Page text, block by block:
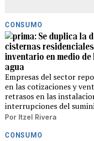
CONSUMO
Se duplica la
cisternas residenciales
inventario en medio de
agua
Empresas del sector
en las cotizaciones y
retrasos en las
interrupciones del
Por Itzel Rivera
CONSUMO